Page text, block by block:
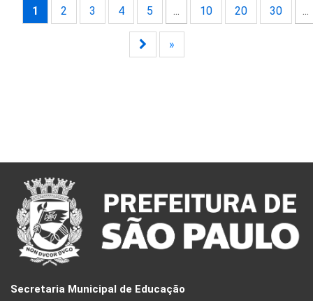
1 2 3 4 5 ... 10 20 30 ...
»
Secretaria Municipal de Educação